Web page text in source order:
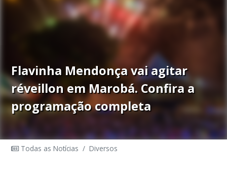
Flavinha Mendonça vai agitar
réveillon em Marobá. Confira a
programação completa
Todas as Notícias / Diversos